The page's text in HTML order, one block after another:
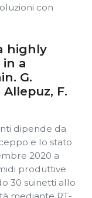
con
highly
in a
G.
F.
dipende da
e lo stato
2020 a
produttive
30 suinetti allo